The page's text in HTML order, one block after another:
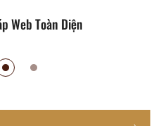
Web Toàn Diện